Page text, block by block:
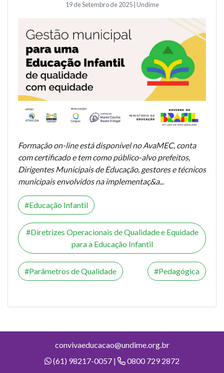
19 de Setembro de 2025 | Undime
Formação on-line está disponível no AvaMEC, conta
com certificado e tem como público-alvo prefeitos,
Dirigentes Municipais de Educação, gestores e técnicos
municipais envolvidos na implementaç&a...
Educação Infantil
Diretrizes Operacionais de Qualidade e Equidade
para a Educação Infantil
Parâmetros de Qualidade Pedagógica
convivaeducacao@undime.org.br
(61) 98217-0057 |
0800 729 2872